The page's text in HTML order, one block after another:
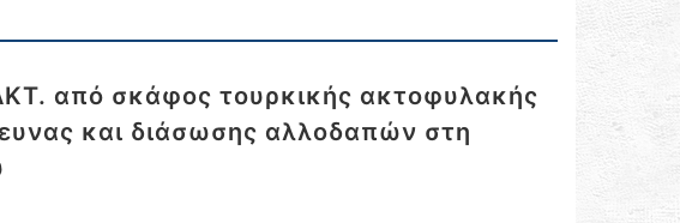
από σκάφος τουρκικής ακτοφυλακής
και διάσωσης αλλοδαπών στη